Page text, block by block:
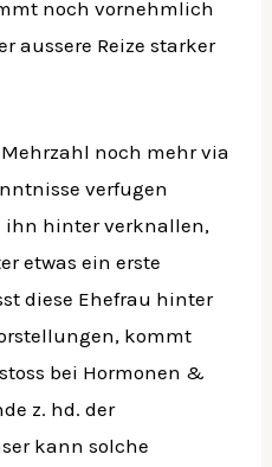
noch vornehmlich
aussere Reize starker
noch mehr via
verfugen
ihn hinter verknallen,
etwas ein erste
diese Ehefrau hinter
kommt
bei Hormonen &
z. hd. der
kann solche